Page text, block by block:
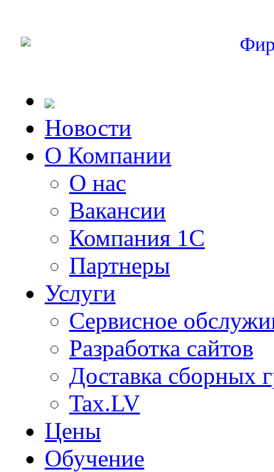
Новости
О Компании
О нас
Вакансии
Компания 1С
Партнеры
Услуги
Сервисное
Разработка сайтов
Доставка сборных
Tax.LV
Цены
Обучение